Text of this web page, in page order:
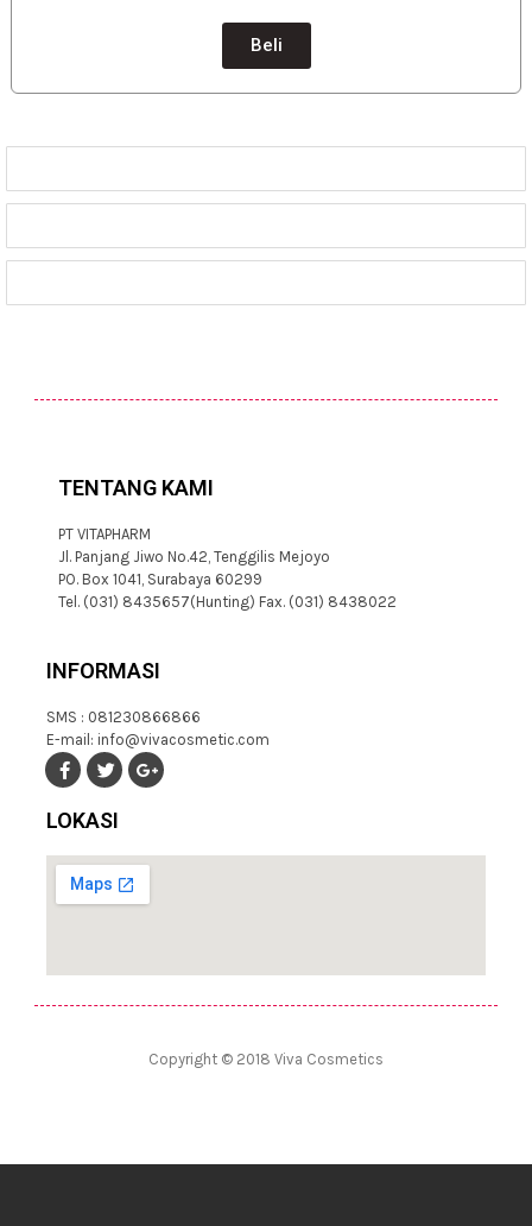
Beli
TENTANG KAMI
PT VITAPHARM
Jl. Panjang Jiwo No.42, Tenggilis Mejoyo
PO. Box 1041, Surabaya 60299
Tel. (031) 8435657(Hunting) Fax. (031) 8438022
INFORMASI
SMS : 081230866866
E-mail: info@vivacosmetic.com
LOKASI
Copyright © 2018 Viva Cosmetics